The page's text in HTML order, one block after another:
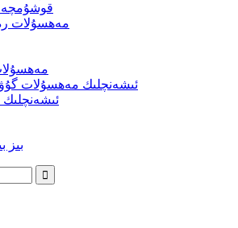
قوشۇمچە
مەھسۇلات
ئىشەنچلىك مەھسۇلات
ئىشەنچلىك
بىز